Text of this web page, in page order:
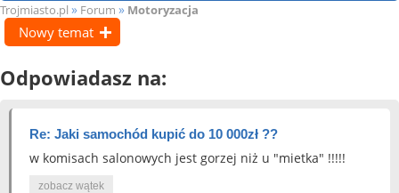
Trojmiasto.pl » Forum » Motoryzacja
Nowy temat
Odpowiadasz na:
Re: Jaki samochód kupić do 10 000zł ??
w komisach salonowych jest gorzej niż u "mietka" !!!!!
zobacz wątek